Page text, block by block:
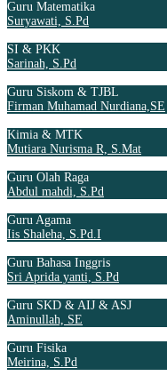
Guru Matematika
Suryawati, S.Pd
SI & PKK
Sarinah, S.Pd
Guru Siskom & TJBL
Firman Muhamad Nurdiana,SE
Kimia & MTK
Mutiara Nurisma R, S.Mat
Guru Olah Raga
Abdul mahdi, S.Pd
Guru Agama
Iis Shaleha, S.Pd.I
Guru Bahasa Inggris
Sri Aprida yanti, S.Pd
Guru SKD & AIJ & ASJ
Aminullah, SE
Guru Fisika
Meirina, S.Pd